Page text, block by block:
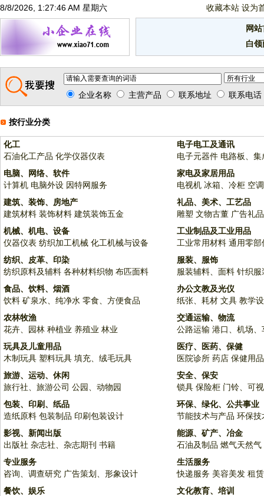
8/8/2026, 1:27:46 AM 星期六 收藏本站 设为
网
白
企业名称 主营产品 联系地址 联系电话
按行业分类
化工
石油化工产品 化学仪器仪表
电子电工及通讯
电子元器件 电路板、集
电脑、网络、软件
计算机 电脑外设 因特网服务
家电及家居用品
电视机 冰箱、冷柜 空调
建筑、装饰、房地产
建筑材料 装饰材料 建筑装饰五金
礼品、美术、工艺品
雕塑 文物古董 广告礼品
机械、机电、设备
仪器仪表 纺织加工机械 化工机械与设备
工业制品及工业用品
工业常用材料 通用零部
纺织、皮革、印染
纺织原料及辅料 各种材料织物 布匹面料
服装、服饰
服装辅料、面料 针织服
食品、饮料、烟酒
饮料 矿泉水、纯净水 零食、方便食品
办公文教及光仪
纸张、耗材 文具 教学
农林牧渔
花卉、园林 种植业 养殖业 林业
交通运输、物流
公路运输 港口、机场、
玩具及儿童用品
木制玩具 塑料玩具 填充、绒毛玩具
医疗、医药、保健
医院诊所 药店 保健用品
旅游、运动、休闲
旅行社、旅游公司 公园、动物园
安全、保安
锁具 保险柜 门铃、可
包装、印刷、纸品
造纸原料 包装制品 印刷包装设计
环保、绿化、公共事业
节能技术与产品 环保技
影视、新闻出版
出版社 杂志社、杂志期刊 书籍
能源、矿产、冶金
石油及制品 燃气天然气
专业服务
咨询、调查研究 广告策划、形象设计
生活服务
快递服务 美容美发 租
餐饮、娱乐
文化教育、培训